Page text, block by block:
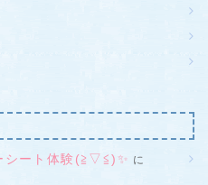
シート体験(≧▽≦)✨ に